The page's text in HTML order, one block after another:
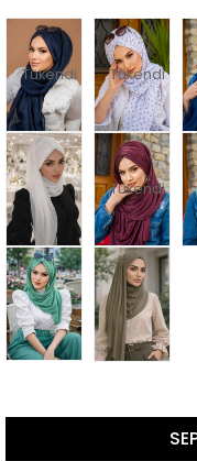
Tükendi Tükendi
Tükendi